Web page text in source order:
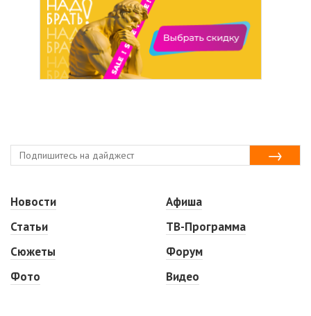
Новости
Статьи
Сюжеты
Фото
Афиша
ТВ-Программа
Форум
Видео